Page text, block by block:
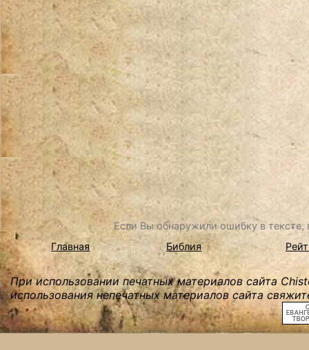
Если Вы обнаружили ошибку в
Главная
Библия
При использовании печатных материалов сайта
использования непечатных материалов сайта